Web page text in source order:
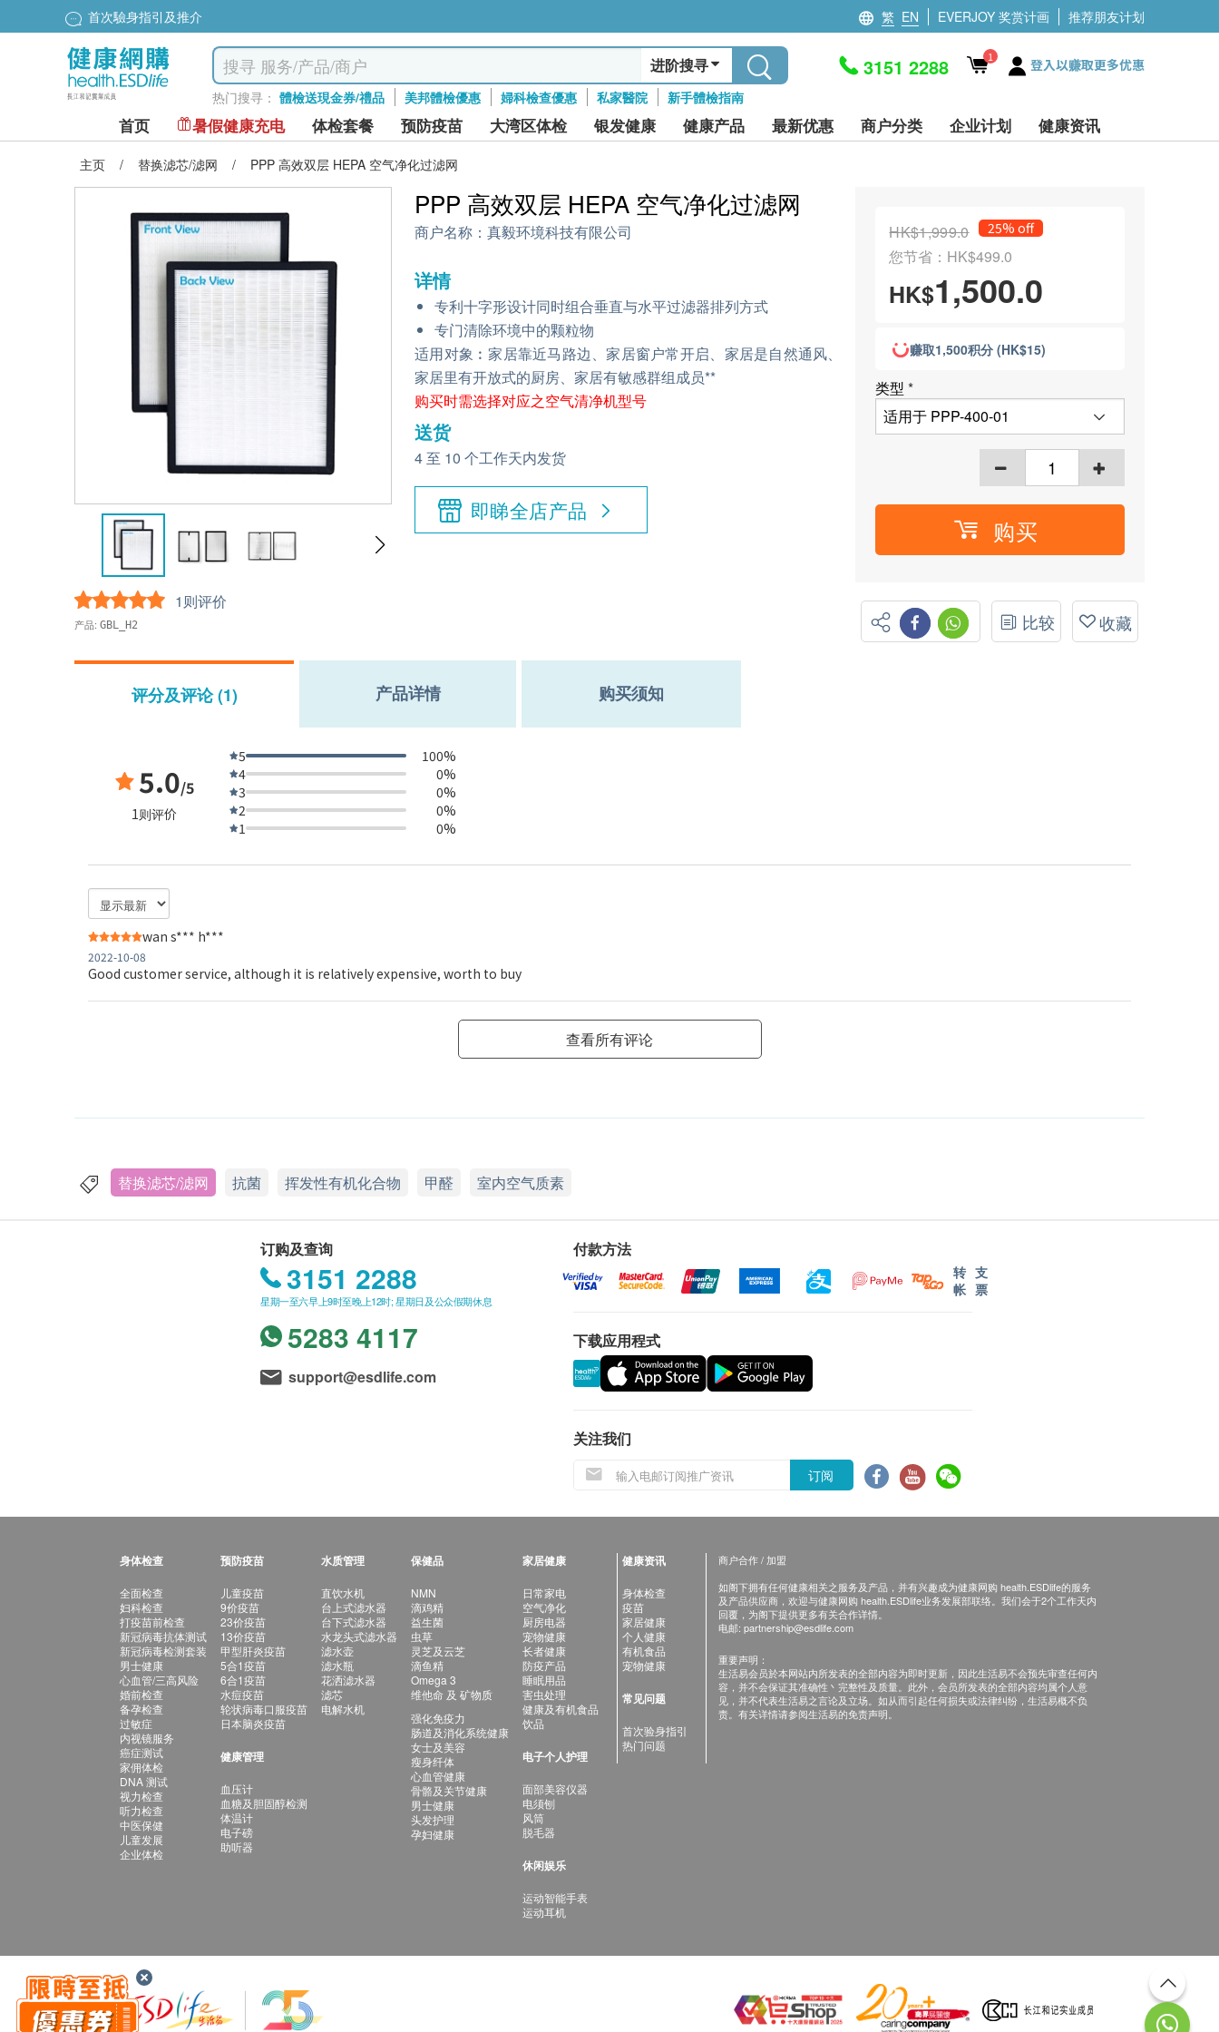
首次驗身指引及推介 繁 EN EVERJOY 奖赏计画 推荐朋友计划
进阶搜寻
热门搜寻： 體檢送現金券/禮品 美邦體檢優惠 婦科檢查優惠 私家醫院 新手體檢指南
3151 2288 1 登入以赚取更多优惠
首页 暑假健康充电 体检套餐 预防疫苗 大湾区体检 银发健康 健康产品 最新优惠 商户分类 企业计划 健康资讯
主页 / 替换滤芯/滤网 / PPP 高效双层 HEPA 空气净化过滤网
1则评价
产品: GBL_H2
PPP 高效双层 HEPA 空气净化过滤网
商户名称： 真毅环境科技有限公司
详情
专利十字形设计同时组合垂直与水平过滤器排列方式
专门清除环境中的颗粒物
适用对象︰家居靠近马路边、家居窗户常开启、家居是自然通风、
家居里有开放式的厨房、家居有敏感群组成员**
购买时需选择对应之空气清净机型号
送货
4 至 10 个工作天内发货
即睇全店产品
HK$1,999.0 25% off
您节省：HK$499.0
HK$1,500.0
赚取1,500积分 (HK$15)
类型*
购买
比较 收藏
评分及评论 (1) 产品详情 购买须知
5.0/5
1则评价
5
100%
4
0%
3
0%
2
0%
1
0%
wan s*** h***
2022-10-08
Good customer service, although it is relatively expensive, worth to buy
查看所有评论
替换滤芯/滤网 抗菌 挥发性有机化合物 甲醛 室内空气质素
订购及查询
3151 2288
星期一至六早上9时至晚上12时; 星期日及公众假期休息
5283 4117
support@esdlife.com
付款方法
转
帐
支
票
下载应用程式
关注我们
订阅
身体检查
全面检查
妇科检查
打疫苗前检查
新冠病毒抗体测试
新冠病毒检测套装
男士健康
心血管/三高风险
婚前检查
备孕检查
过敏症
内视镜服务
癌症测试
家佣体检
DNA 测试
视力检查
听力检查
中医保健
儿童发展
企业体检
预防疫苗
儿童疫苗
9价疫苗
23价疫苗
13价疫苗
甲型肝炎疫苗
5合1疫苗
6合1疫苗
水痘疫苗
轮状病毒口服疫苗
日本脑炎疫苗
健康管理
血压计
血糖及胆固醇检测
体温计
电子磅
助听器
水质管理
直饮水机
台上式滤水器
台下式滤水器
水龙头式滤水器
滤水壶
滤水瓶
花洒滤水器
滤芯
电解水机
保健品
NMN
滴鸡精
益生菌
虫草
灵芝及云芝
滴鱼精
Omega 3
维他命 及 矿物质
强化免疫力
肠道及消化系统健康
女士及美容
瘦身纤体
心血管健康
骨骼及关节健康
男士健康
头发护理
孕妇健康
家居健康
日常家电
空气净化
厨房电器
宠物健康
长者健康
防疫产品
睡眠用品
害虫处理
健康及有机食品
饮品
电子个人护理
面部美容仪器
电须刨
风筒
脱毛器
休闲娱乐
运动智能手表
运动耳机
健康资讯
身体检查
疫苗
家居健康
个人健康
有机食品
宠物健康
常见问题
首次验身指引
热门问题
商户合作 / 加盟
如阁下拥有任何健康相关之服务及产品，并有兴趣成为健康网购 health.ESDlife的服务
及产品供应商，欢迎与健康网购 health.ESDlife业务发展部联络。我们会于2个工作天内
回覆，为阁下提供更多有关合作详情。
电邮: partnership@esdlife.com
重要声明：
生活易会员於本网站内所发表的全部内容为即时更新，因此生活易不会预先审查任何内
容，并不会保证其准确性丶完整性及质量。此外，会员所发表的全部内容均属个人意
见，并不代表生活易之言论及立场。如从而引起任何损失或法律纠纷，生活易概不负
责。有关详情请参阅生活易的免责声明。